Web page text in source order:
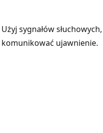
Użyj sygnałów
komunikować ujawnienie.